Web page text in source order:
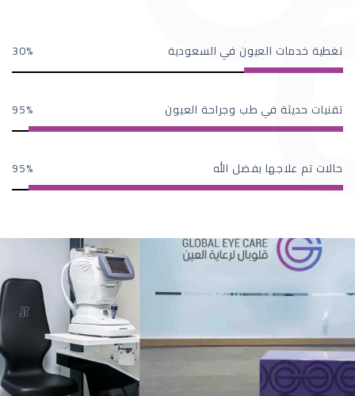
تغطية خدمات العيون في السعودية 30
تقنيات حديثة في طب وجراحة العيون 95
حالات تم علاجها بفضل الله 95